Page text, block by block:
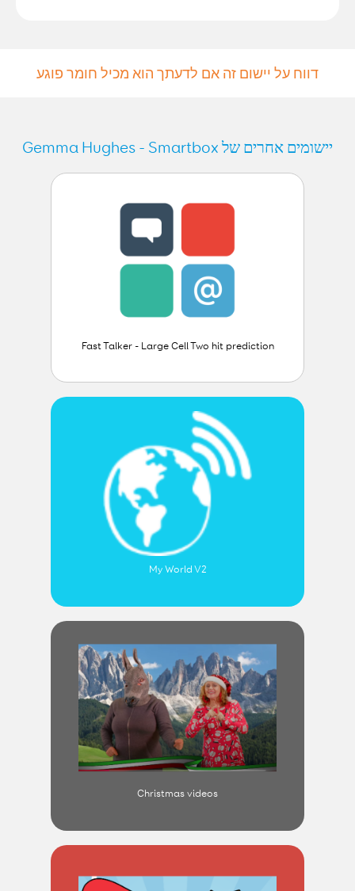
דווח על יישום זה אם לדעתך הוא מכיל חומר פוגע
יישומים אחרים של Gemma Hughes - Smartbox
Fast Talker - Large Cell Two hit prediction
My World V2
Christmas videos